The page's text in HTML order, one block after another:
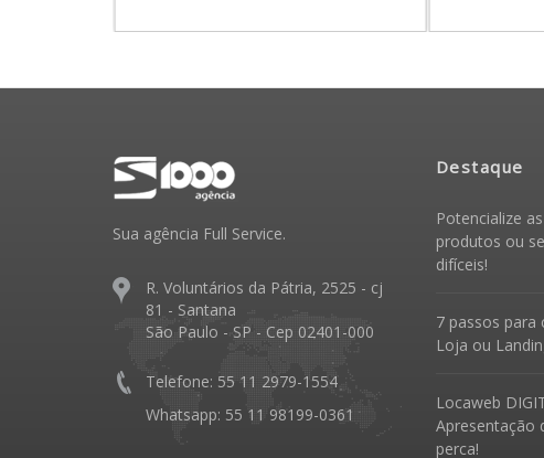
Sua agência Full Service.
R. Voluntários da Pátria, 2525 - cj
81 - Santana
São Paulo - SP - Cep 02401-000
Telefone: 55 11 2979-1554
Whatsapp: 55 11 98199-0361
Destaque
Potencialize
produtos ou
difíceis!
7 passos para
Loja ou
Locaweb
Apresentação
perca!